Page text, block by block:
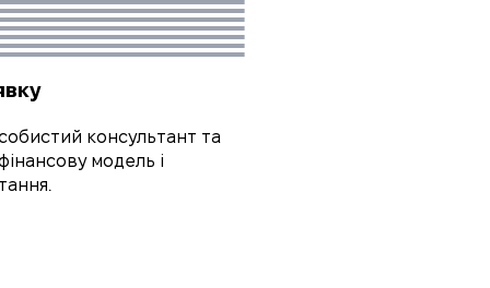
консультант та
модель і